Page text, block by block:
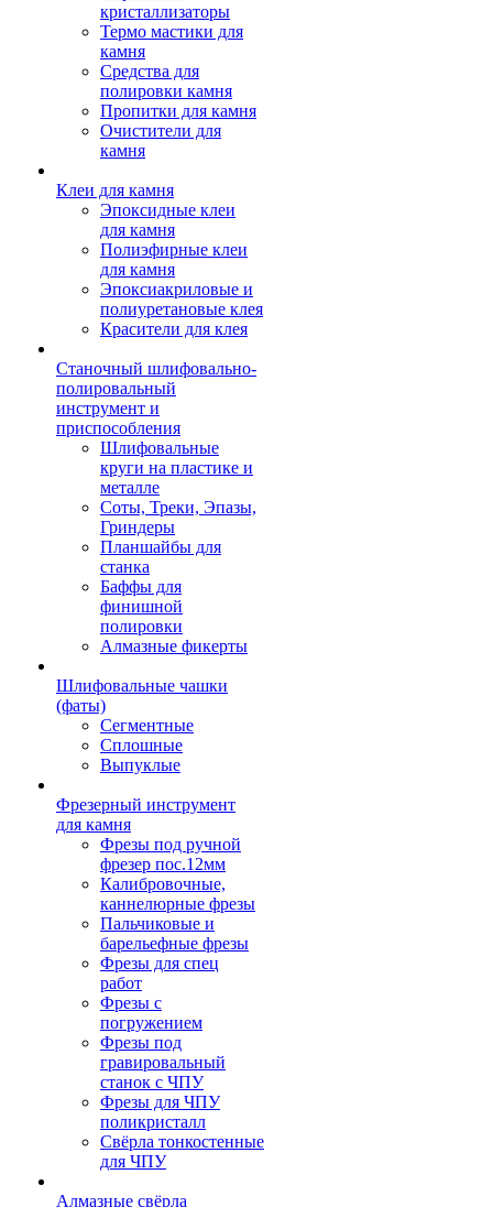
кристаллизаторы
Термо мастики для
камня
Средства для
полировки камня
Пропитки для камня
Очистители для
камня
Клеи для камня
Эпоксидные клеи
для камня
Полиэфирные клеи
для камня
Эпоксиакриловые и
полиуретановые клея
Красители для клея
Станочный шлифовально-
полировальный
инструмент и
приспособления
Шлифовальные
круги на пластике и
металле
Соты, Треки, Эпазы,
Гриндеры
Планшайбы для
станка
Баффы для
финишной
полировки
Алмазные фикерты
Шлифовальные чашки
(фаты)
Сегментные
Сплошные
Выпуклые
Фрезерный инструмент
для камня
Фрезы под ручной
фрезер пос.12мм
Калибровочные,
каннелюрные фрезы
Пальчиковые и
барельефные фрезы
Фрезы для спец
работ
Фрезы с
погружением
Фрезы под
гравировальный
станок с ЧПУ
Фрезы для ЧПУ
поликристалл
Свёрла тонкостенные
для ЧПУ
Алмазные свёрла